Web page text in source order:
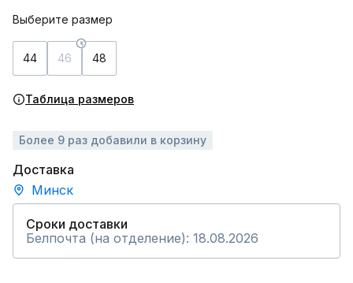
Выберите размер
44 46 48
Таблица размеров
Более 9 раз добавили в корзину
Доставка
Минск
Сроки доставки
Белпочта (на отделение): 18.08.2026